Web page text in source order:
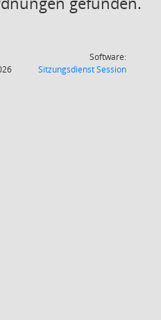
Software:
SitzungsdienstSession(Wird in